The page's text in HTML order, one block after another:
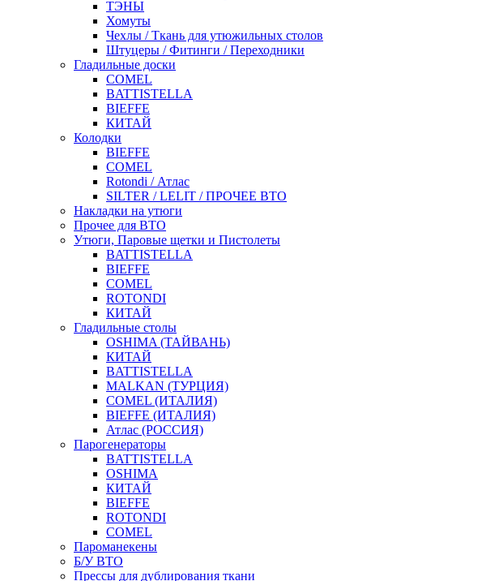
ТЭНЫ
Хомуты
Чехлы / Ткань для утюжильных столов
Штуцеры / Фитинги / Переходники
Гладильные доски
COMEL
BATTISTELLA
BIEFFE
КИТАЙ
Колодки
BIEFFE
COMEL
Rotondi / Атлас
SILTER / LELIT / ПРОЧЕЕ ВТО
Накладки на утюги
Прочее для ВТО
Утюги, Паровые щетки и Пистолеты
BATTISTELLA
BIEFFE
COMEL
ROTONDI
КИТАЙ
Гладильные столы
OSHIMA (ТАЙВАНЬ)
КИТАЙ
BATTISTELLA
MALKAN (ТУРЦИЯ)
COMEL (ИТАЛИЯ)
BIEFFE (ИТАЛИЯ)
Атлас (РОССИЯ)
Парогенераторы
BATTISTELLA
OSHIMA
КИТАЙ
BIEFFE
ROTONDI
COMEL
Пароманекены
Б/У ВТО
Прессы для дублирования ткани